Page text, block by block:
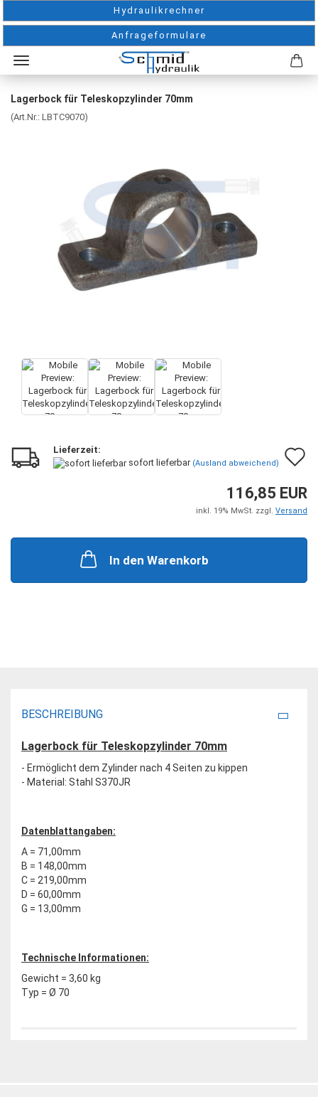
Hydraulikrechner
Anfrageformulare
Lagerbock für Teleskopzylinder 70mm
(Art.Nr.: LBTC9070)
Lieferzeit:
sofort lieferbar (Ausland abweichend)
116,85 EUR
inkl. 19% MwSt. zzgl. Versand
In den Warenkorb
BESCHREIBUNG
Lagerbock für Teleskopzylinder 70mm
- Ermöglicht dem Zylinder nach 4 Seiten zu kippen
- Material: Stahl S370JR
Datenblattangaben:
A = 71,00mm
B = 148,00mm
C = 219,00mm
D = 60,00mm
G = 13,00mm
Technische Informationen:
Gewicht = 3,60 kg
Typ = Ø 70